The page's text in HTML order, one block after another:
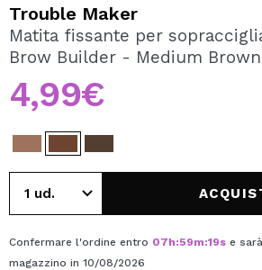
Creando un account su
acquisti velocemente, controllare lo
CREARE UN
Trouble Maker
Matita fissante per
Brow Builder - Medium Brown
4,99€
Confermare l'ordine entro 07h:59m:19s e
magazzino in 10/08/2026